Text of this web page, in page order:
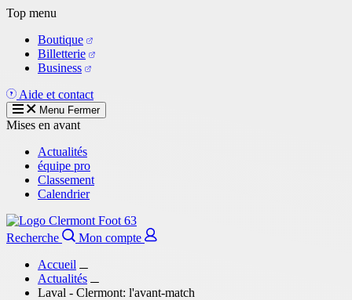
Aller
contenu
principal
Top menu
Boutique
Billetterie
Business
Aide et contact
Menu Fermer
Mises en avant
Actualités
équipe pro
Classement
Calendrier
Recherche
Mon compte
Accueil
Actualités
Laval - Clermont: l'avant-match